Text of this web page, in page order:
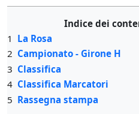
Indice dei
1 La Rosa
2 Campionato - Girone H
3 Classifica
4 Classifica Marcatori
5 Rassegna stampa